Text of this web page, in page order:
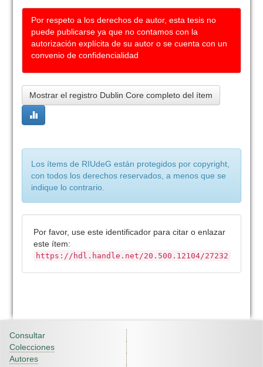
Por respeto a los derechos de autor, esta tesis no
puede publicarse ya que no contamos con la
autorización explícita de su autor o se cuenta con un
convenio de confidencialidad
Mostrar el registro Dublin Core completo del ítem
Los ítems de RIUdeG están protegidos por copyright,
con todos los derechos reservados, a menos que se
indique lo contrario.
Por favor, use este identificador para citar o enlazar
este ítem:
https://hdl.handle.net/20.500.12104/27232
Consultar
Colecciones
Autores